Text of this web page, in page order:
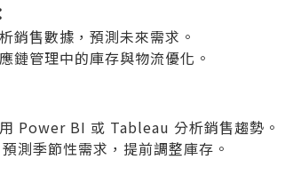
銷售數據，預測未來需求。
鏈管理中的庫存與物流優化。
Power BI 或 Tableau 分析銷售趨勢。
測季節性需求，提前調整庫存。